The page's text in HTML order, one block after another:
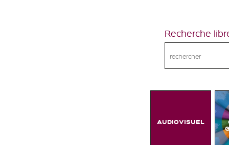
Recherche
AUDIOVISUEL